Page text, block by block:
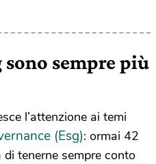
sono sempre più
l’attenzione ai temi
(Esg): ormai 42
tenerne sempre conto